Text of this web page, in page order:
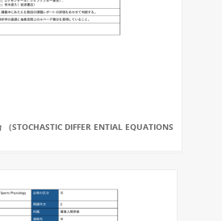
STOCHASTIC DIFFER ENTIAL EQUATIONS